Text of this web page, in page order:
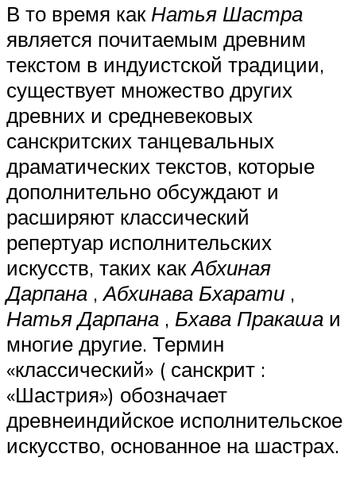
В то время как Натья Шастра
является почитаемым древним
текстом в индуистской традиции,
существует множество других
древних и средневековых
санскритских танцевальных
драматических текстов, которые
дополнительно обсуждают и
расширяют классический
репертуар исполнительских
искусств, таких какАбхиная
Дарпана ,Абхинава Бхарати ,
Натья Дарпана , Бхава Пракаша и
многие другие. Термин
«классический» ( санскрит :
«Шастрия») обозначает
древнеиндийское исполнительское
искусство, основанное на шастрах.